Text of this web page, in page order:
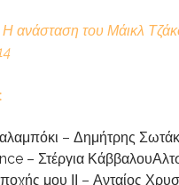
ανάσταση του Μάικλ